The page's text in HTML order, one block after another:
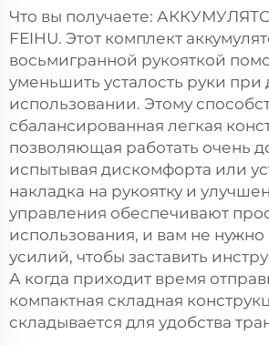
Что вы получаете:
FEIHU. Этот комплект
восьмигранной рукояткой
уменьшить усталость руки при
использовании. Этому
сбалансированная легкая
позволяющая работать очень
испытывая дискомфорта или
накладка на рукоятку и
управления обеспечивают
использования, и вам не нужно
усилий, чтобы заставить
А когда приходит время
компактная складная
складывается для удобства